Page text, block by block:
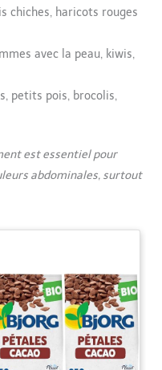
chiches, haricots rouges
avec la peau, kiwis,
petits pois, brocolis,
est essentiel pour
abdominales, surtout